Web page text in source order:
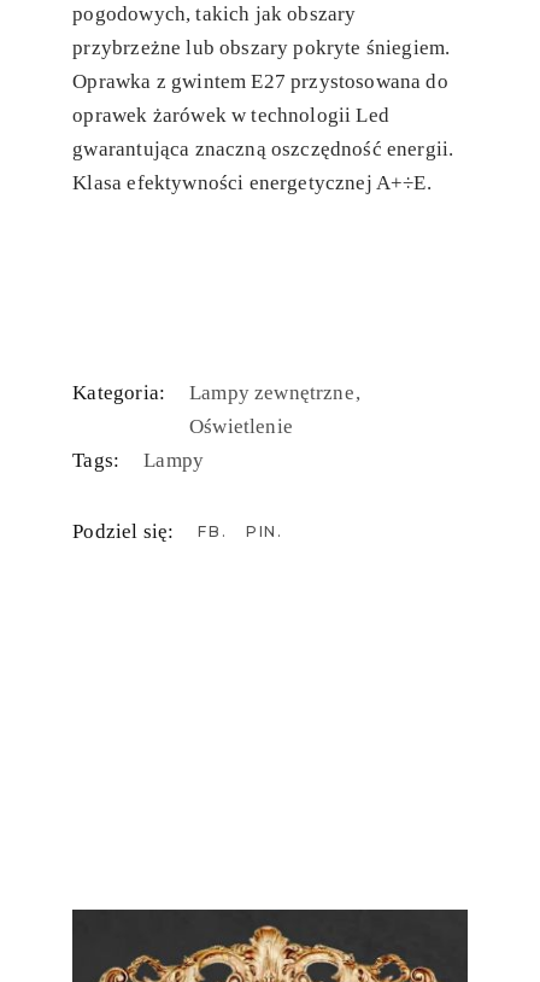
pogodowych, takich jak obszary
przybrzeżne lub obszary pokryte śniegiem.
Oprawka z gwintem E27 przystosowana do
oprawek żarówek w technologii Led
gwarantująca znaczną oszczędność energii.
Klasa efektywności energetycznej A+÷E.
Kategoria:
Lampy zewnętrzne
Oświetlenie
Tags:
Lampy
Podziel się: FB PIN